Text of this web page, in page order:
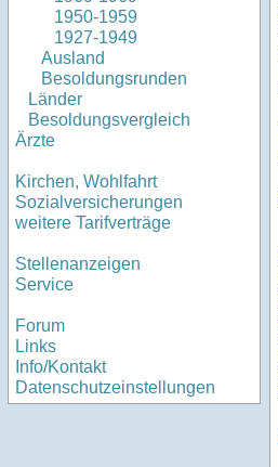
1950-1959
1927-1949
Ausland
Besoldungsrunden
Länder
Besoldungsvergleich
Ärzte
Kirchen, Wohlfahrt
Sozialversicherungen
weitere Tarifverträge
Stellenanzeigen
Service
Forum
Links
Info/Kontakt
Datenschutzeinstellungen